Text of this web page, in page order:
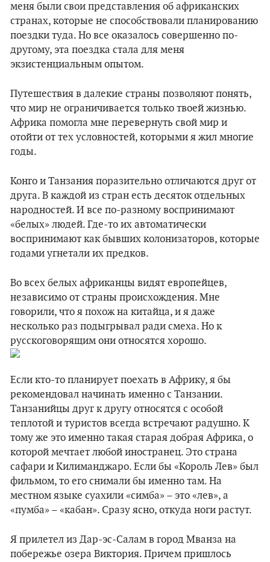
меня были свои представления об африканских
странах, которые не способствовали планированию
поездки туда. Но все оказалось совершенно по-
другому, эта поездка стала для меня
экзистенциальным опытом.
Путешествия в далекие страны позволяют понять,
что мир не ограничивается только твоей жизнью.
Африка помогла мне перевернуть свой мир и
отойти от тех условностей, которыми я жил многие
годы.
Конго и Танзания поразительно отличаются друг от
друга. В каждой из стран есть десяток отдельных
народностей. И все по-разному воспринимают
«белых» людей. Где-то их автоматически
воспринимают как бывших колонизаторов, которые
годами угнетали их предков.
Во всех белых африканцы видят европейцев,
независимо от страны происхождения. Мне
говорили, что я похож на китайца, и я даже
несколько раз подыгрывал ради смеха. Но к
русскоговорящим они относятся хорошо.
Если кто-то планирует поехать в Африку, я бы
рекомендовал начинать именно с Танзании.
Танзанийцы друг к другу относятся с особой
теплотой и туристов всегда встречают радушно. К
тому же это именно такая старая добрая Африка, о
которой мечтает любой иностранец. Это страна
сафари и Килиманджаро. Если бы «Король Лев» был
фильмом, то его снимали бы именно там. На
местном языке суахили «симба» – это «лев», а
«пумба» – «кабан». Сразу ясно, откуда ноги растут.
Я прилетел из Дар-эс-Салам в город Мванза на
побережье озера Виктория. Причем пришлось